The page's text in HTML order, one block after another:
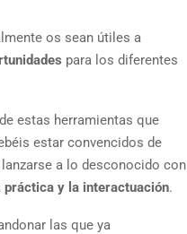
os sean útiles a
para los diferentes
estas herramientas que
estar convencidos de
a lo desconocido con
práctica y la interactuación.
las que ya